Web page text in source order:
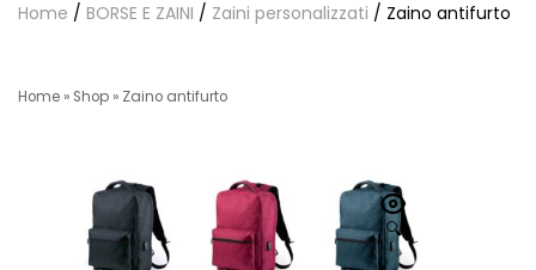
Home / BORSE E ZAINI / Zaini personalizzati / Zaino antifurto
Home » Shop » Zaino antifurto
🔍